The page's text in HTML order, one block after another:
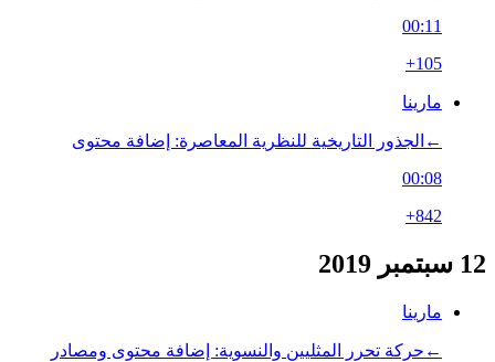
00:11
+105
مارينا
←‏الجذور التاريخية للنظرية المعاصرة: إضافة محتوى
00:08
+842
12 سبتمبر 2019
مارينا
←‏حركة تحرر المثليين والنسوية: إضافة محتوى ومصادر